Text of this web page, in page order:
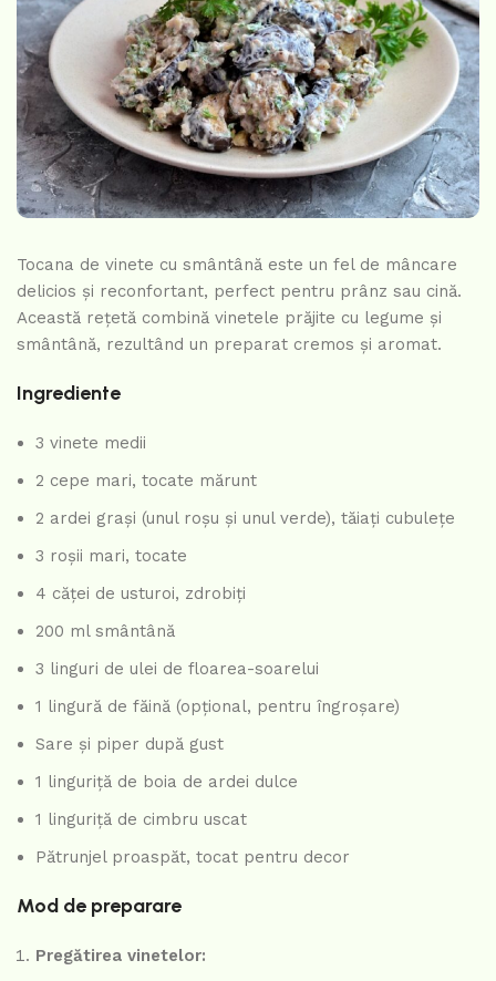
Tocana de vinete cu smântână este un fel de mâncare
delicios și reconfortant, perfect pentru prânz sau cină.
Această rețetă combină vinetele prăjite cu legume și
smântână, rezultând un preparat cremos și aromat.
Ingrediente
3 vinete medii
2 cepe mari, tocate mărunt
2 ardei grași (unul roșu și unul verde), tăiați cubulețe
3 roșii mari, tocate
4 căței de usturoi, zdrobiți
200 ml smântână
3 linguri de ulei de floarea-soarelui
1 lingură de făină (opțional, pentru îngroșare)
Sare și piper după gust
1 linguriță de boia de ardei dulce
1 linguriță de cimbru uscat
Pătrunjel proaspăt, tocat pentru decor
Mod de preparare
Pregătirea vinetelor: